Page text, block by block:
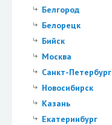
Белгород
Белорецк
Бийск
Москва
Санкт-Петербург
Новосибирск
Казань
Екатеринбург